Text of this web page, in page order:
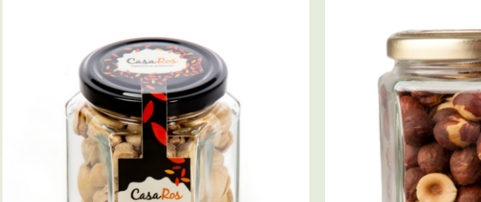
SELECT OPTIONS / QUICK VIEW SELECT OPTIONS